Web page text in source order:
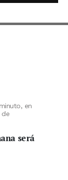
en
en LinkedIn
en
en
de
será